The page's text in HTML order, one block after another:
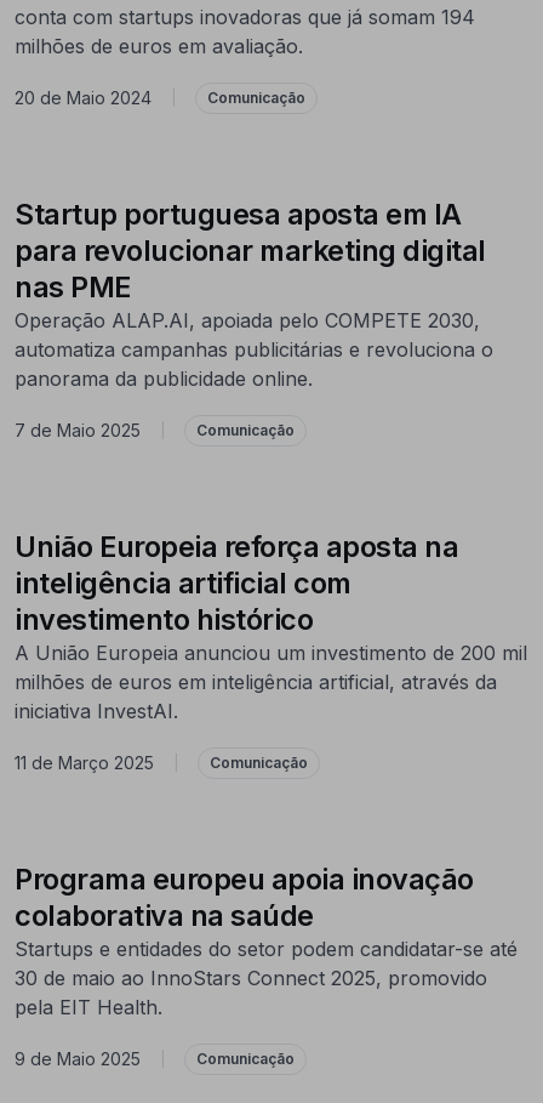
conta com startups inovadoras que já somam 194
milhões de euros em avaliação.
20 de Maio 2024 Comunicação
Startup portuguesa aposta em IA
para revolucionar marketing digital
nas PME
Operação ALAP.AI, apoiada pelo COMPETE 2030,
automatiza campanhas publicitárias e revoluciona o
panorama da publicidade online.
7 de Maio 2025 Comunicação
União Europeia reforça aposta na
inteligência artificial com
investimento histórico
A União Europeia anunciou um investimento de 200 mil
milhões de euros em inteligência artificial, através da
iniciativa InvestAI.
11 de Março 2025 Comunicação
Programa europeu apoia inovação
colaborativa na saúde
Startups e entidades do setor podem candidatar-se até
30 de maio ao InnoStars Connect 2025, promovido
pela EIT Health.
9 de Maio 2025 Comunicação